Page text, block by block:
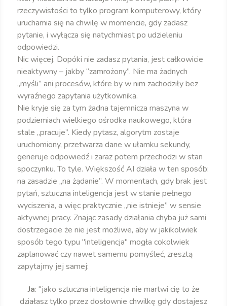
rzeczywistości to tylko program komputerowy, który
uruchamia się na chwilę w momencie, gdy zadasz
pytanie, i wyłącza się natychmiast po udzieleniu
odpowiedzi.
Nic więcej. Dopóki nie zadasz pytania, jest całkowicie
nieaktywny – jakby “zamrożony”. Nie ma żadnych
„myśli” ani procesów, które by w nim zachodziły bez
wyraźnego zapytania użytkownika.
Nie kryje się za tym żadna tajemnicza maszyna w
podziemiach wielkiego ośrodka naukowego, która
stale „pracuje”. Kiedy pytasz, algorytm zostaje
uruchomiony, przetwarza dane w ułamku sekundy,
generuje odpowiedź i zaraz potem przechodzi w stan
spoczynku. To tyle. Większość AI działa w ten sposób:
na zasadzie „na żądanie”. W momentach, gdy brak jest
pytań, sztuczna inteligencja jest w stanie pełnego
wyciszenia, a więc praktycznie „nie istnieje” w sensie
aktywnej pracy. Znając zasady działania chyba już sami
dostrzegacie że nie jest możliwe, aby w jakikolwiek
sposób tego typu "inteligencja" mogła cokolwiek
zaplanować czy nawet samemu pomyśleć, zresztą
zapytajmy jej samej:
Ja: "jako sztuczna inteligencja nie martwi cię to że
działasz tylko przez dosłownie chwilkę gdy dostajesz